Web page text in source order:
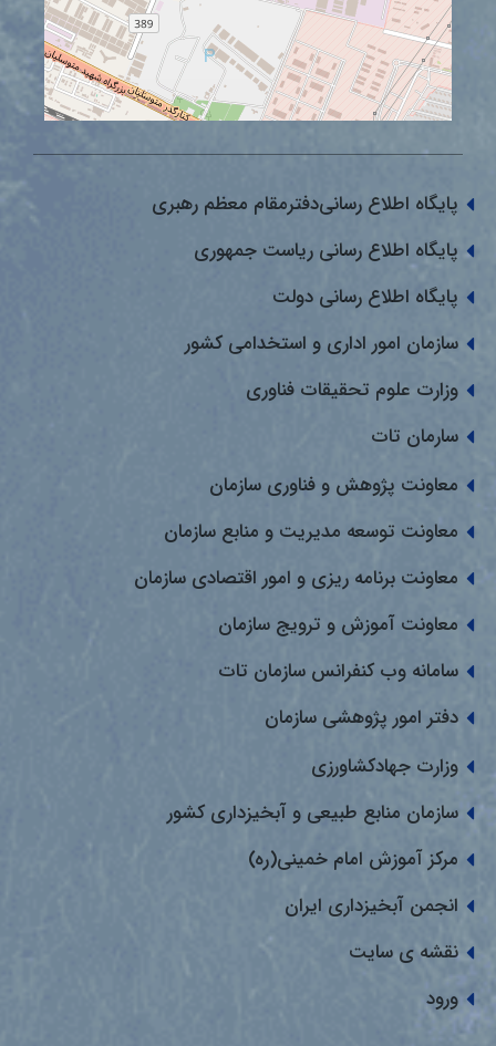
پایگاه اطلاع رسانی‌دفترمقام معظم رهبری
پایگاه اطلاع رسانی ریاست جمهوری
پایگاه اطلاع رسانی دولت
سازمان امور اداری و استخدامی کشور
وزارت علوم تحقیقات فناوری
سارمان تات
معاونت پژوهش و فناوری سازمان
معاونت توسعه مدیریت و منابع سازمان
معاونت برنامه ریزی و امور اقتصادی سازمان
معاونت آموزش و ترویج سازمان
سامانه وب کنفرانس سازمان تات
دفتر امور پژوهشی سازمان
وزارت جهادکشاورزی
سازمان منابع طبیعی و آبخیزداری کشور
مرکز آموزش امام خمینی(ره)
انجمن آبخیزداری ایران
نقشه ی سایت
ورود